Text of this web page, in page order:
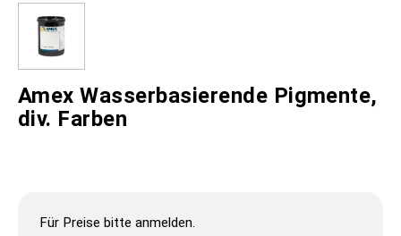
Amex Wasserbasierende Pigmente,
div. Farben
Für Preise bitte anmelden.